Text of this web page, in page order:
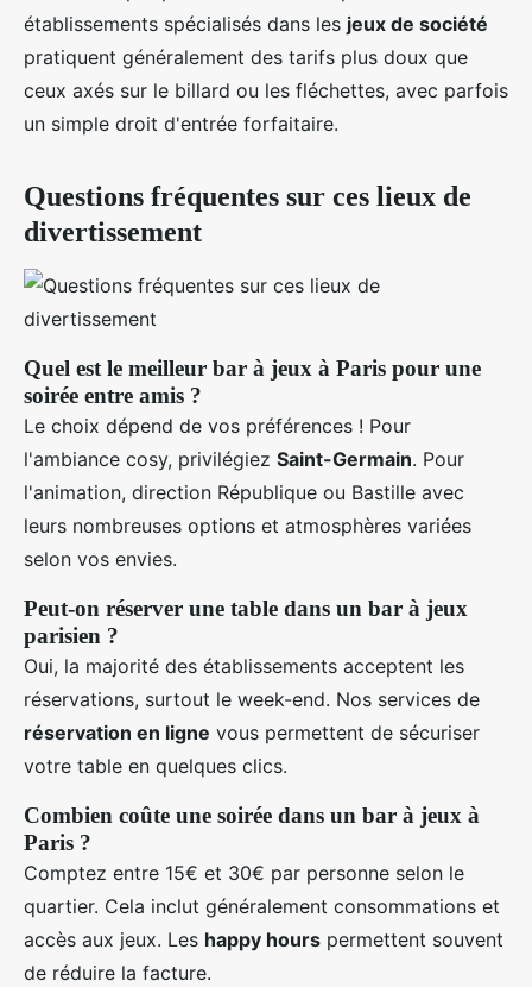
établissements spécialisés dans les jeux de société
pratiquent généralement des tarifs plus doux que
ceux axés sur le billard ou les fléchettes, avec parfois
un simple droit d'entrée forfaitaire.
Questions fréquentes sur ces lieux de
divertissement
Quel est le meilleur bar à jeux à Paris pour une
soirée entre amis ?
Le choix dépend de vos préférences ! Pour
l'ambiance cosy, privilégiez Saint-Germain. Pour
l'animation, direction République ou Bastille avec
leurs nombreuses options et atmosphères variées
selon vos envies.
Peut-on réserver une table dans un bar à jeux
parisien ?
Oui, la majorité des établissements acceptent les
réservations, surtout le week-end. Nos services de
réservation en ligne vous permettent de sécuriser
votre table en quelques clics.
Combien coûte une soirée dans un bar à jeux à
Paris ?
Comptez entre 15€ et 30€ par personne selon le
quartier. Cela inclut généralement consommations et
accès aux jeux. Les happy hours permettent souvent
de réduire la facture.